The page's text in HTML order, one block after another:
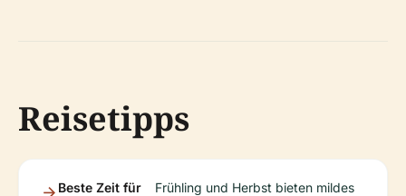
Reisetipps
Beste Zeit für
Frühling und Herbst bieten mildes